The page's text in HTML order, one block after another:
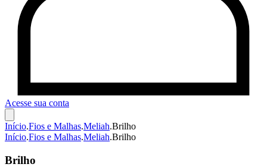
Acesse sua conta
Início.Fios e Malhas.Meliah.Brilho
Início.Fios e Malhas.Meliah.Brilho
Brilho